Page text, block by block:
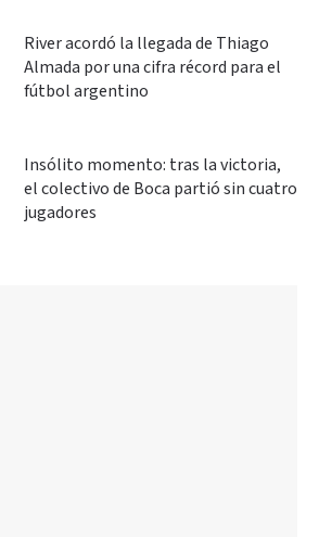
River acordó la llegada de Thiago
Almada por una cifra récord para el
fútbol argentino
Insólito momento: tras la victoria,
el colectivo de Boca partió sin cuatro
jugadores